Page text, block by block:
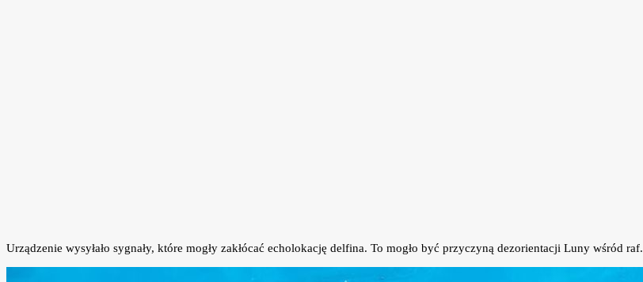
Urządzenie wysyłało sygnały, które mogły zakłócać echolokację delfina. To mogło być przyczyną dezorientacji Luny wśród raf.